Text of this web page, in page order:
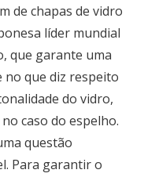
de chapas de vidro
líder mundial
que garante uma
no que diz respeito
do vidro,
caso do espelho.
questão
Para garantir o